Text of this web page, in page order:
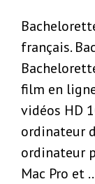
français.
film en
vidéos HD
ordinateur
ordinateur
Mac Pro et